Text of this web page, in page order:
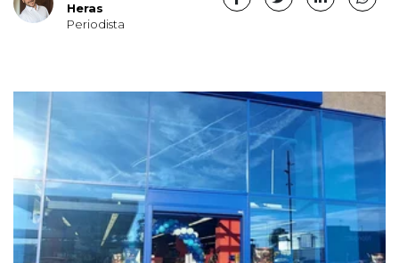
Heras
Periodista